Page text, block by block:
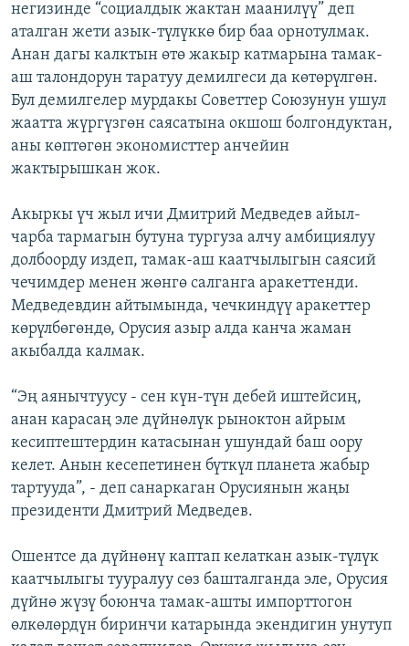
негизинде “социалдык жактан маанилүү” деп
аталган жети азык-түлүккө бир баа орнотулмак.
Анан дагы калктын өтө жакыр катмарына тамак-
аш талондорун таратуу демилгеси да көтөрүлгөн.
Бул демилгелер мурдакы Советтер Союзунун ушул
жаатта жүргүзгөн саясатына окшош болгондуктан,
аны көптөгөн экономисттер анчейин
жактырышкан жок.
Акыркы үч жыл ичи Дмитрий Медведев айыл-
чарба тармагын бутуна тургуза алчу амбициялуу
долбоорду издеп, тамак-аш каатчылыгын саясий
чечимдер менен жөнгө салганга аракеттенди.
Медведевдин айтымында, чечкиндүү аракеттер
көрүлбөгөндө, Орусия азыр алда канча жаман
акыбалда калмак.
“Эң аянычтуусу - сен күн-түн дебей иштейсиң,
анан карасаң эле дүйнөлүк рыноктон айрым
кесиптештердин катасынан ушундай баш оору
келет. Анын кесепетинен бүткүл планета жабыр
тартууда”, - деп санаркаган Орусиянын жаңы
президенти Дмитрий Медведев.
Ошентсе да дүйнөнү каптап келаткан азык-түлүк
каатчылыгы тууралуу сөз башталганда эле, Орусия
дүйнө жүзү боюнча тамак-ашты импорттогон
өлкөлөрдүн биринчи катарында экендигин унутуп